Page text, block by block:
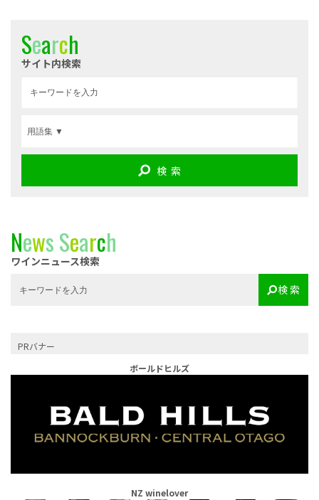
Search
サイト内検索
検 索
NewsSearch
ワインニュース検索
検 索
PRバナー
ボールドヒルズ
NZ winelover